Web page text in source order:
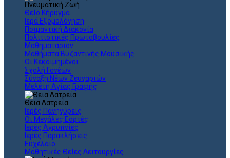
Πνευματική Ζωή
Θείο Κήρυγμα
Ιερά Εξομολόγηση
Ποιμαντική Διακονία
Πολιτιστικές Πρωτοβουλίες
Μαθηματάριον
Μαθήματα Βυζαντινής Μουσικής
Οι Κεκοιμημένοι
Σχολή Γονέων
Σύναξη Νέων Ζευγαριών
Μελέτη Αγίας Γραφής
Θεια Λατρεία
Ιερές Πανηγύρεις
Οι Μεγάλες Εορτές
Ιερές Αγρυπνίες
Ιερές Παρακλήσεις
Ευχέλαιο
Μαθητικές Θείες Λειτουργίες